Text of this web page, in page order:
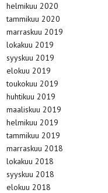
helmikuu 2020
tammikuu 2020
marraskuu 2019
lokakuu 2019
syyskuu 2019
elokuu 2019
toukokuu 2019
huhtikuu 2019
maaliskuu 2019
helmikuu 2019
tammikuu 2019
marraskuu 2018
lokakuu 2018
syyskuu 2018
elokuu 2018